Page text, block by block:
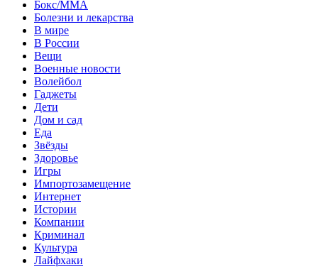
Бокс/MMA
Болезни и лекарства
В мире
В России
Вещи
Военные новости
Волейбол
Гаджеты
Дети
Дом и сад
Еда
Звёзды
Здоровье
Игры
Импортозамещение
Интернет
Истории
Компании
Криминал
Культура
Лайфхаки